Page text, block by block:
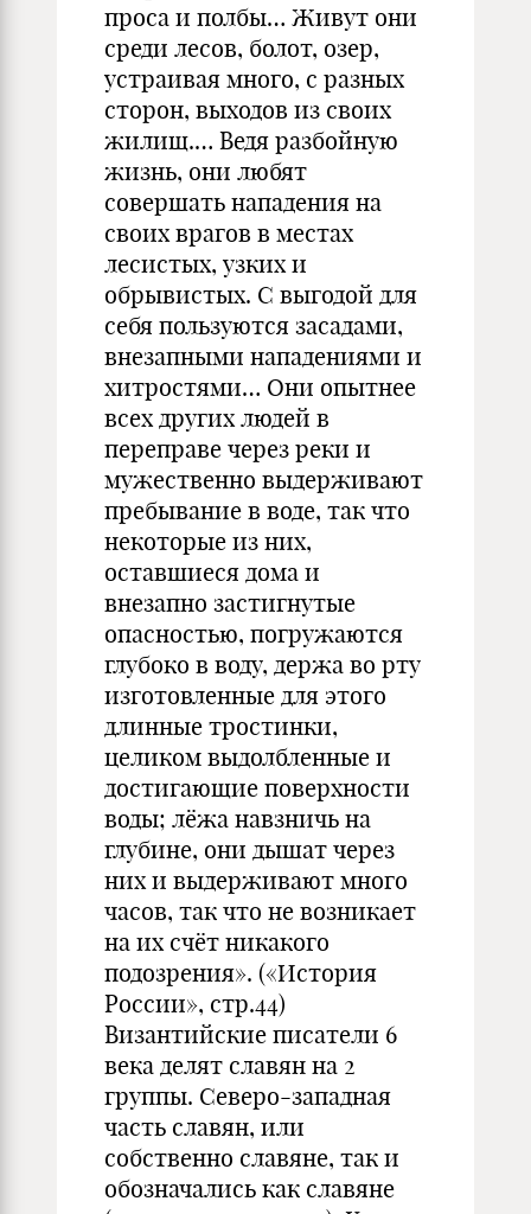
проса и полбы… Живут они
среди лесов, болот, озер,
устраивая много, с разных
сторон, выходов из своих
жилищ.… Ведя разбойную
жизнь, они любят
совершать нападения на
своих врагов в местах
лесистых, узких и
обрывистых. С выгодой для
себя пользуются засадами,
внезапными нападениями и
хитростями… Они опытнее
всех других людей в
переправе через реки и
мужественно выдерживают
пребывание в воде, так что
некоторые из них,
оставшиеся дома и
внезапно застигнутые
опасностью, погружаются
глубоко в воду, держа во рту
изготовленные для этого
длинные тростинки,
целиком выдолбленные и
достигающие поверхности
воды; лёжа навзничь на
глубине, они дышат через
них и выдерживают много
часов, так что не возникает
на их счёт никакого
подозрения». («История
России», стр.44)
Византийские писатели 6
века делят славян на 2
группы. Северо-западная
часть славян, или
собственно славяне, так и
обозначались как славяне